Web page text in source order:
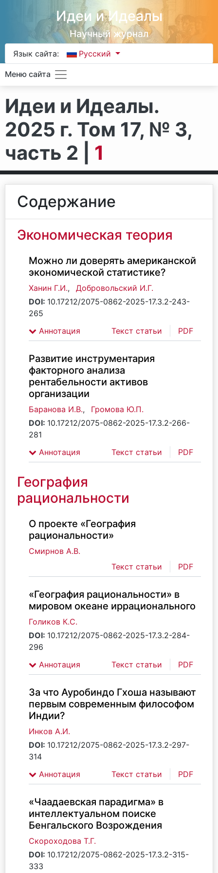
Идеи и Идеалы
Научный журнал
Язык сайта: Русский
Меню сайта
Идеи и Идеалы.
2025 г. Том 17, № 3,
часть 2 | 1
Содержание
Экономическая теория
Можно ли доверять американской
экономической статистике?
Ханин Г.И.,
Добровольский И.Г.
DOI: 10.17212/2075-0862-2025-17.3.2-243-
265
Аннотация
Текст статьи PDF
Развитие инструментария
факторного анализа
рентабельности активов
организации
Баранова И.В.,
Громова Ю.П.
DOI: 10.17212/2075-0862-2025-17.3.2-266-
281
Аннотация
Текст статьи PDF
География
рациональности
О проекте «География
рациональности»
Смирнов А.В.
Текст статьи
PDF
«География рациональности» в
мировом океане иррационального
Голиков К.С.
DOI: 10.17212/2075-0862-2025-17.3.2-284-
296
Аннотация
Текст статьи PDF
За что Ауробиндо Гхоша называют
первым современным философом
Индии?
Инков А.И.
DOI: 10.17212/2075-0862-2025-17.3.2-297-
314
Аннотация
Текст статьи PDF
«Чаадаевская парадигма» в
интеллектуальном поиске
Бенгальского Возрождения
Скороходова Т.Г.
DOI: 10.17212/2075-0862-2025-17.3.2-315-
333